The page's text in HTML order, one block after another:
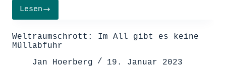
LesenNetflix:
Der
Content-
Produzent
Weltraumschrott: Im All gibt es keine
Müllabfuhr
Jan Hoerberg
19. Januar 2023